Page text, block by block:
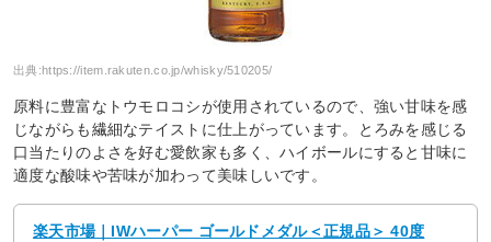
出典:https://item.rakuten.co.jp/whisky/510205/
原料に豊富なトウモロコシが使用されているので、強い甘味を感
じながらも繊細なテイストに仕上がっています。とろみを感じる
口当たりのよさを好む愛飲家も多く、ハイボールにすると甘味に
適度な酸味や苦味が加わって美味しいです。
楽天市場｜IWハーパー ゴールドメダル＜正規品＞ 40度